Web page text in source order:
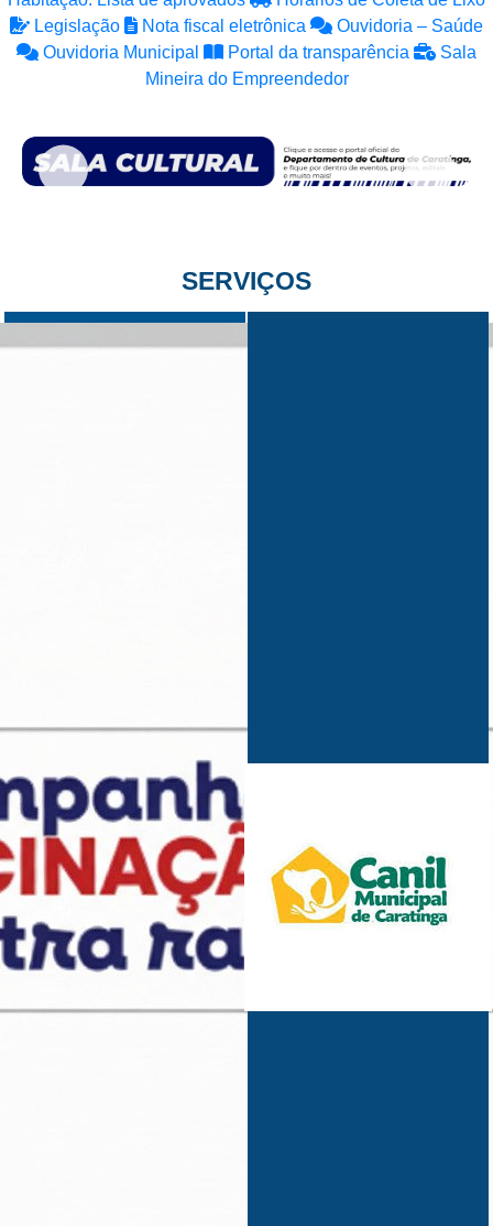
Legislação
Nota fiscal eletrônica
Ouvidoria – Saúde
Ouvidoria Municipal
Portal da transparência
Sala
Mineira do Empreendedor
SERVIÇOS